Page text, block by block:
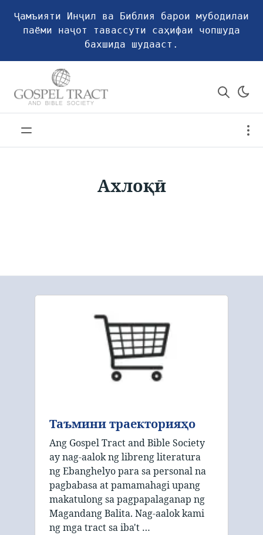
Ҷамъияти Инҷил ва Библия барои мубодилаи
паёми наҷот тавассути саҳифаи чопшуда
бахшида шудааст.
Ахлоқӣ
Таъмини траекторияҳо
Ang Gospel Tract and Bible Society
ay nag-aalok ng libreng literatura
ng Ebanghelyo para sa personal na
pagbabasa at pamamahagi upang
makatulong sa pagpapalaganap ng
Magandang Balita. Nag-aalok kami
ng mga tract sa iba't …